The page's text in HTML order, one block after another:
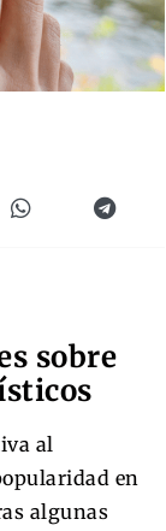
sobre
al
en
algunas